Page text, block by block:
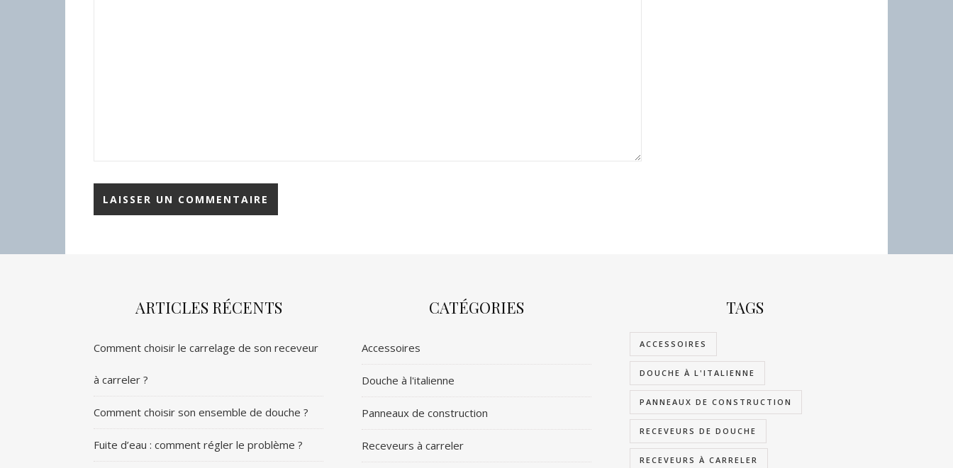
ARTICLES RÉCENTS
Comment choisir le carrelage de son receveur
à carreler ?
Comment choisir son ensemble de douche ?
Fuite d’eau : comment régler le problème ?
CATÉGORIES
Accessoires
Douche à l'italienne
Panneaux de construction
Receveurs à carreler
TAGS
ACCESSOIRES
DOUCHE À L'ITALIENNE
PANNEAUX DE CONSTRUCTION
RECEVEURS DE DOUCHE
RECEVEURS À CARRELER